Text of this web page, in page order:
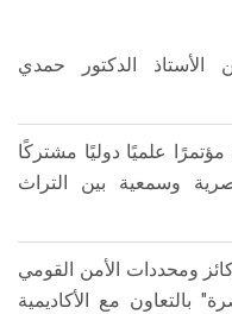
الأستاذ الدكتور حمدي
مؤتمرًا علميًا دوليًا مشتركًا
وسمعية بين التراث
ومحددات الأمن القومي
بالتعاون مع الأكاديمية